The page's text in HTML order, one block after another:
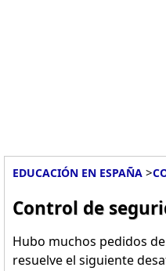
EDUCACIÓN EN ESPAÑA >
Control de
Hubo muchos pedidos
resuelve el siguiente